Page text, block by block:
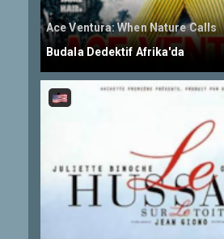
Ace Ventura: When Nature Calls
Budala Dedektif Afrika'da